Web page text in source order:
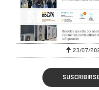
23/07/